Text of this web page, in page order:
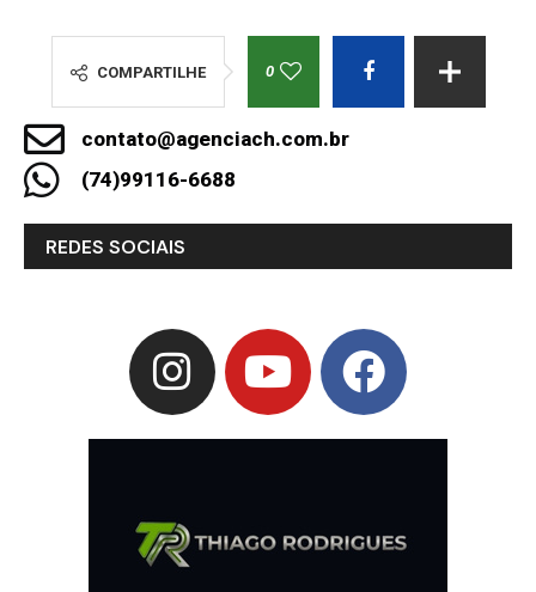
COMPARTILHE 0
contato@agenciach.com.br
(74)99116-6688
REDES SOCIAIS